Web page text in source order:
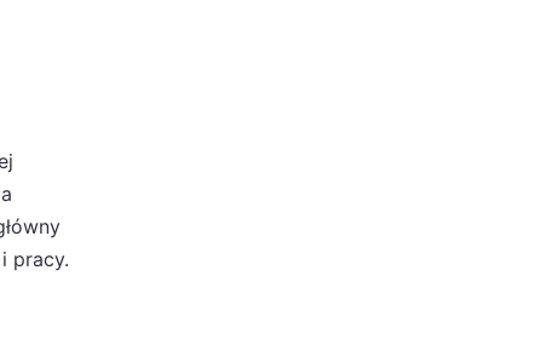
pracy.